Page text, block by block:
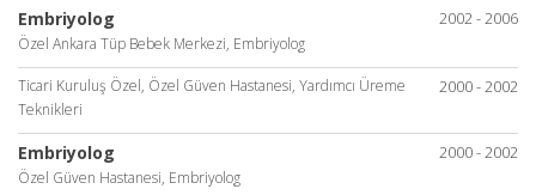
2002 - 2006
Embriyolog
Özel Ankara Tüp Bebek Merkezi, Embriyolog
2000 - 2002
Ticari Kuruluş Özel, Özel Güven Hastanesi, Yardımcı Üreme
Teknikleri
2000 - 2002
Embriyolog
Özel Güven Hastanesi, Embriyolog